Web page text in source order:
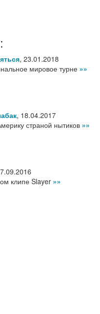
, 23.01.2018
мировое турне »»
, 18.04.2017
страной нытиков »»
клипе Slayer »»